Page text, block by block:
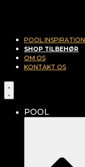
POOL INSPIRATION
SHOP TILBEHØR
OM OS
KONTAKT OS
POOL